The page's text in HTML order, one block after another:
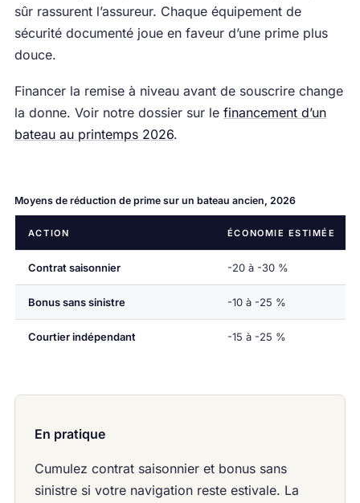
sûr rassurent l’assureur. Chaque équipement de
sécurité documenté joue en faveur d’une prime plus
douce.
Financer la remise à niveau avant de souscrire change
la donne. Voir notre dossier sur le financement d’un
bateau au printemps 2026.
Moyens de réduction de prime sur un bateau ancien, 2026
ACTION ÉCONOMIE ESTIMÉE
Contrat saisonnier -20 à -30 %
Bonus sans sinistre -10 à -25 %
Courtier indépendant -15 à -25 %
En pratique
Cumulez contrat saisonnier et bonus sans
sinistre si votre navigation reste estivale. La